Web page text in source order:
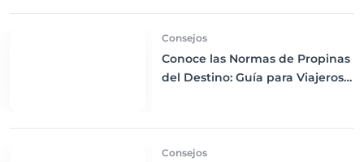
Consejos
Conoce las Normas de Propinas
del Destino: Guía para Viajeros
Consejos